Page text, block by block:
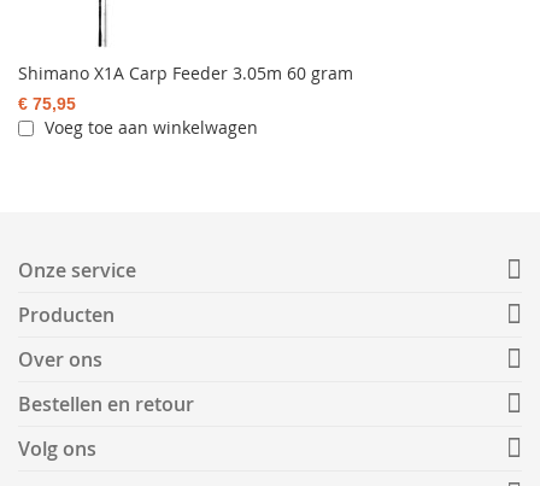
Shimano X1A Carp Feeder 3.05m 60 gram
€ 75,95
Voeg toe aan winkelwagen
Onze service
Producten
Over ons
Bestellen en retour
Volg ons